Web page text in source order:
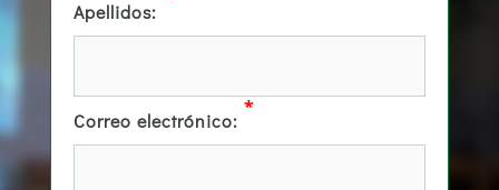
Apellidos:
Correo electrónico:
*